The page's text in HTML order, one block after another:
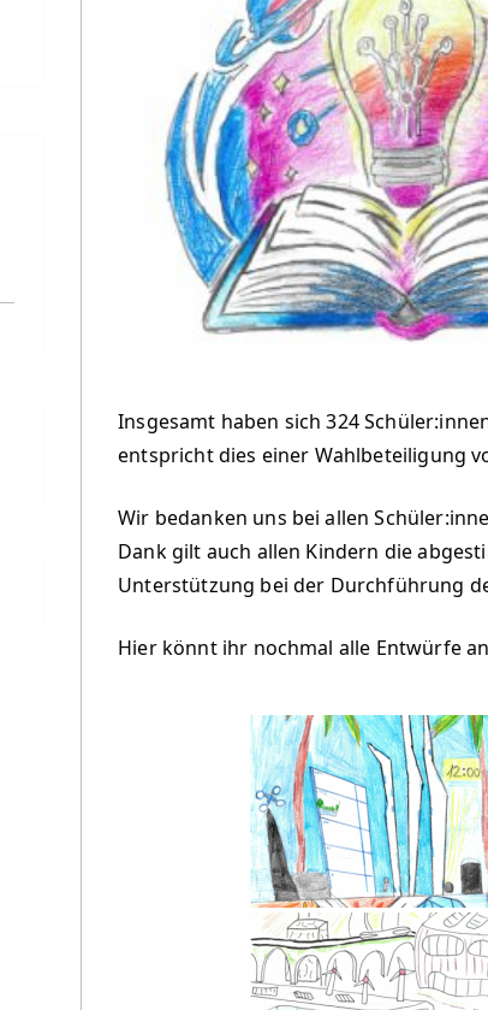
Insgesamt haben sich 324
entspricht dies einer Wahlbeteiligung
Wir bedanken uns bei allen
Dank gilt auch allen Kindern die
Unterstützung bei der Durchführung
Hier könnt ihr nochmal alle Entwürfe